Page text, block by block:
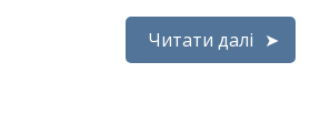
Читати далі